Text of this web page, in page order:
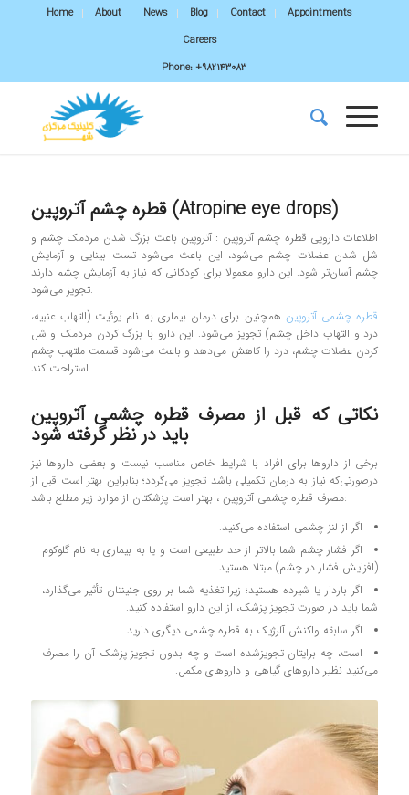
Home About News Blog Contact
Appointments
Careers
Phone:+982143083
قطره چشم آتروپین (Atropine eye drops)
اطلاعات دارویی قطره چشم آتروپین : آتروپین باعث بزرگ شدن مردمک چشم و
شل شدن عضلات چشم می‌شود، این باعث می‌شود تست بینایی و آزمایش
چشم آسان‌تر شود. این دارو معمولا برای کودکانی که نیاز به آزمایش چشم دارند
تجویز می‌شود.
قطره چشمی آتروپین همچنین برای درمان بیماری به نام یوئیت (التهاب عنبیه،
درد و التهاب داخل چشم) تجویز می‌شود. این دارو با بزرگ کردن مردمک و شل
کردن عضلات چشم، درد را کاهش می‌دهد و باعث می‌شود قسمت ملتهب چشم
استراحت کند.
نکاتی که قبل از مصرف قطره چشمی آتروپین
باید در نظر گرفته شود
برخی از داروها برای افراد با شرایط خاص مناسب نیست و بعضی داروها نیز
درصورتی‌که نیاز به درمان تکمیلی باشد تجویز می‌گردد؛ بنابراین بهتر است قبل از
مصرف قطره چشمی آتروپین ، بهتر است پزشکتان از موارد زیر مطلع باشد:
اگر از لنز چشمی استفاده می‌کنید.
اگر فشار چشم شما بالاتر از حد طبیعی است و یا به بیماری به نام گلوکوم
(افزایش فشار در چشم) مبتلا هستید.
اگر باردار یا شیرده هستید؛ زیرا تغذیه شما بر روی جنینتان تأثیر می‌گذارد،
شما باید در صورت تجویز پزشک، از این دارو استفاده کنید.
اگر سابقه واکنش آلرژیک به قطره چشمی دیگری دارید.
است، چه برایتان تجویزشده است و چه بدون تجویز پزشک آن را مصرف
می‌کنید نظیر داروهای گیاهی و داروهای مکمل.